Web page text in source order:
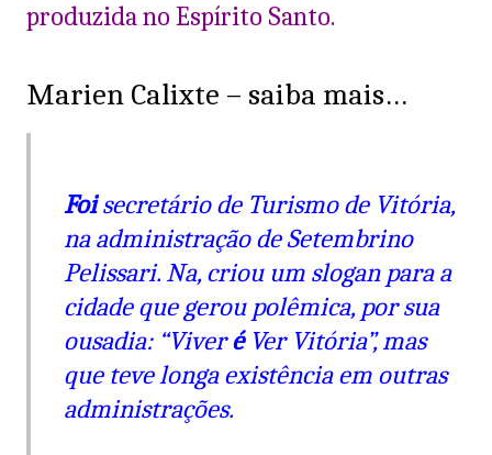
produzida no Espírito Santo.
Marien Calixte – saiba mais…
Foisecretário de Turismo de Vitória,
na administração de Setembrino
Pelissari. Na, criou um slogan para a
cidade que gerou polêmica, por sua
ousadia: “ViveréVer Vitória”, mas
que teve longa existência em outras
administrações.